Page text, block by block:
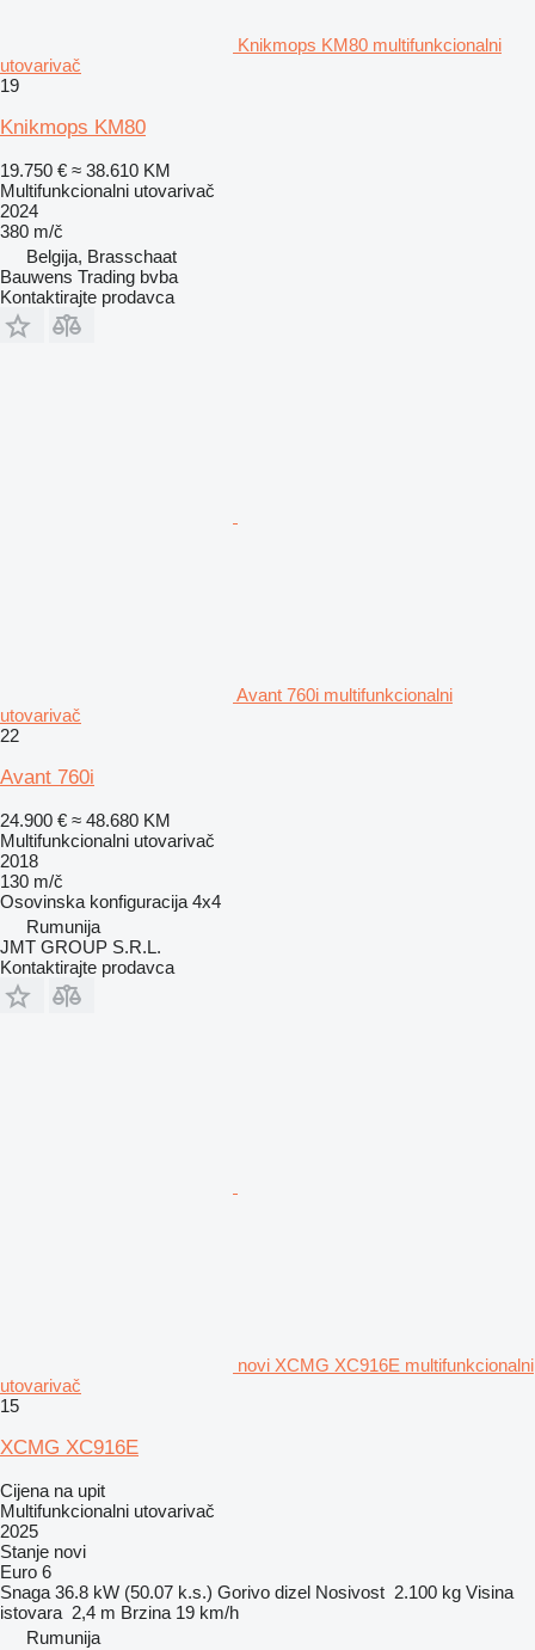
Knikmops KM80 multifunkcionalni
utovarivač
19
Knikmops KM80
19.750 € ≈ 38.610 KM
Multifunkcionalni utovarivač
2024
380 m/č
Belgija, Brasschaat
Bauwens Trading bvba
Kontaktirajte prodavca
Avant 760i multifunkcionalni
utovarivač
22
Avant 760i
24.900 € ≈ 48.680 KM
Multifunkcionalni utovarivač
2018
130 m/č
Osovinska konfiguracija 4x4
Rumunija
JMT GROUP S.R.L.
Kontaktirajte prodavca
novi XCMG XC916E multifunkcionalni
utovarivač
15
XCMG XC916E
Cijena na upit
Multifunkcionalni utovarivač
2025
Stanje novi
Euro 6
Snaga 36.8 kW (50.07 k.s.) Gorivo dizel Nosivost 2.100 kg Visina
istovara 2,4 m Brzina 19 km/h
Rumunija